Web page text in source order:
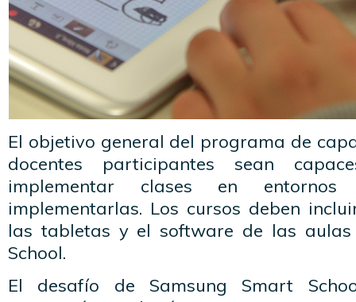
El objetivo general del programa de
docentes participantes sean
implementar clases en
implementarlas. Los cursos deben
las tabletas y el software de las aulas
School.
El desafío de Samsung Smart